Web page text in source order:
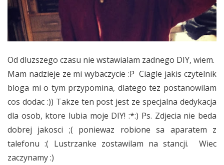
Od dluzszego czasu nie wstawialam zadnego DIY, wiem.
Mam nadzieje ze mi wybaczycie :P Ciagle jakis czytelnik
bloga mi o tym przypomina, dlatego tez postanowilam
cos dodac :)) Takze ten post jest ze specjalna dedykacja
dla osob, ktore lubia moje DIY! :*:) Ps. Zdjecia nie beda
dobrej jakosci ;( poniewaz robione sa aparatem z
talefonu :( Lustrzanke zostawilam na stancji. Wiec
zaczynamy :)